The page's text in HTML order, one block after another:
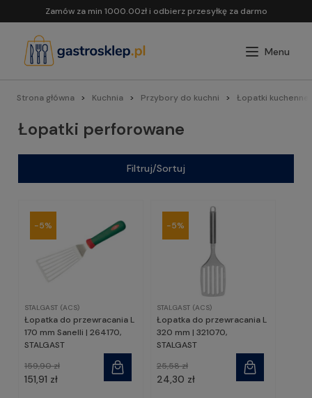
Zamów za min 1000.00zł i odbierz przesyłkę za darmo
Strona główna Kuchnia Przybory do kuchni Łopatki kuchenne
Łopatki perforowane
Filtruj/Sortuj
STALGAST (ACS)
Łopatka do przewracania L
170 mm Sanelli | 264170,
STALGAST
151,91 zł
159,90 zł
-5%
STALGAST (ACS)
Łopatka do przewracania L
320 mm | 321070,
STALGAST
24,30 zł
25,58 zł
-5%